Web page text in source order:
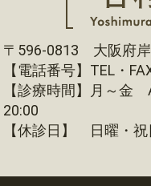
〒596-0813 大阪府
【電話番号】TEL・
【診療時間】月～金
20:00
【休診日】 日曜・